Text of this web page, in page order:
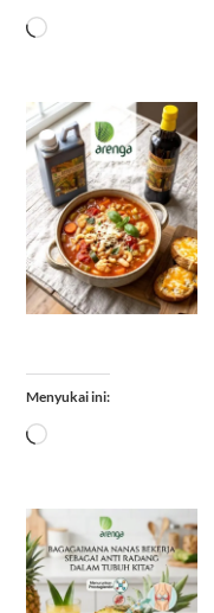
Memuat...
Menyukai ini:
Memuat...